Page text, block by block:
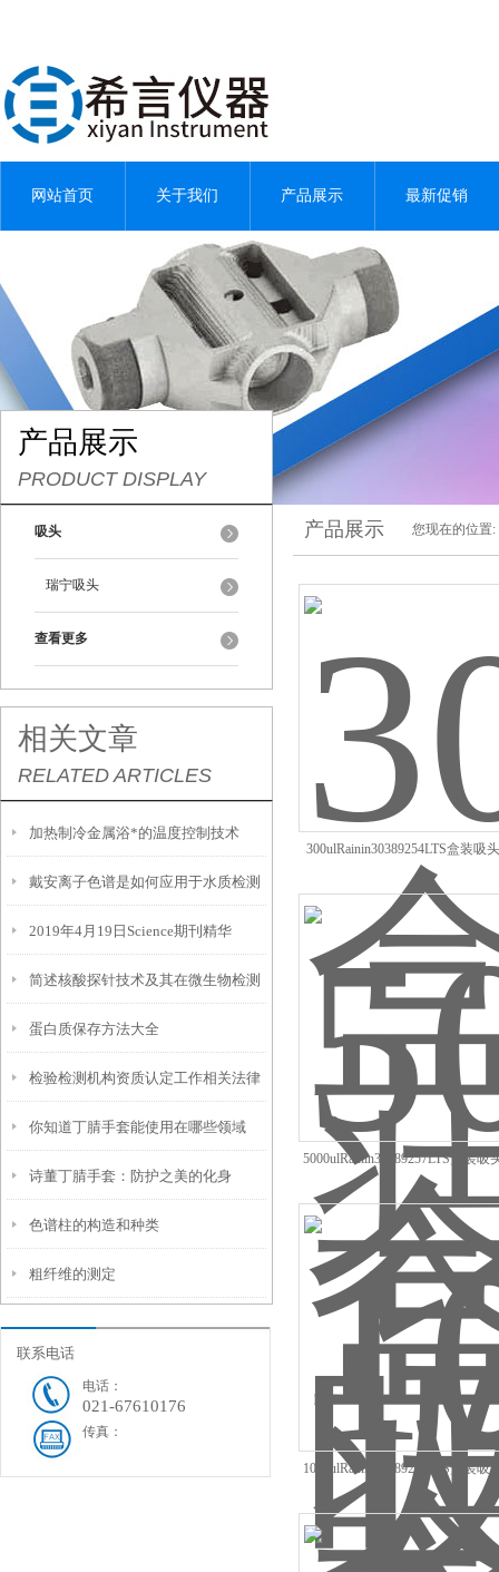
网站首页 关于我们 产品展示 最新促销
产品展示
PRODUCT DISPLAY
吸头
瑞宁吸头
查看更多
相关文章
RELATED ARTICLES
加热制冷金属浴*的温度控制技术
戴安离子色谱是如何应用于水质检测
的？
2019年4月19日Science期刊精华
简述核酸探针技术及其在微生物检测
中的应用
蛋白质保存方法大全
检验检测机构资质认定工作相关法律
法规梳理
你知道丁腈手套能使用在哪些领域
吗？
诗董丁腈手套：防护之美的化身
色谱柱的构造和种类
粗纤维的测定
联系电话
电话：
021-67610176
传真：
产品展示 您现在的位置:
300ulRainin30389254LTS盒装吸
5000ulRainin30389257LTS盒装吸
1000ulRainin30389215LTS盒装吸